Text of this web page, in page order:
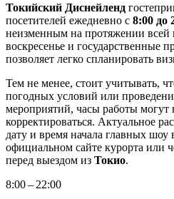
Токийский Диснейленд
посетителей ежедневно с 8:00 до
неизменным на протяжении всей
воскресенье и государственные
позволяет легко спланировать
Тем не менее, стоит учитывать,
погодных условий или
мероприятий, часы работы могут
корректироваться. Актуальное
дату и время начала главных шоу
официальном сайте курорта или
перед выездом из Токио.
8:00 – 22:00